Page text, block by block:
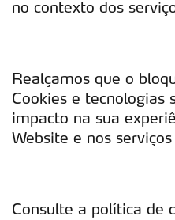
no contexto dos
Realçamos que o
Cookies e tecnologias
impacto na sua
Website e nos
Consulte a política de